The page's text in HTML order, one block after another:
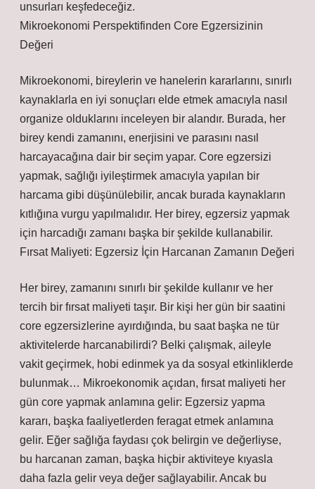
unsurları keşfedeceğiz.
Mikroekonomi Perspektifinden Core Egzersizinin
Değeri
Mikroekonomi, bireylerin ve hanelerin kararlarını, sınırlı
kaynaklarla en iyi sonuçları elde etmek amacıyla nasıl
organize olduklarını inceleyen bir alandır. Burada, her
birey kendi zamanını, enerjisini ve parasını nasıl
harcayacağına dair bir seçim yapar. Core egzersizi
yapmak, sağlığı iyileştirmek amacıyla yapılan bir
harcama gibi düşünülebilir, ancak burada kaynakların
kıtlığına vurgu yapılmalıdır. Her birey, egzersiz yapmak
için harcadığı zamanı başka bir şekilde kullanabilir.
Fırsat Maliyeti: Egzersiz İçin Harcanan Zamanın Değeri
Her birey, zamanını sınırlı bir şekilde kullanır ve her
tercih bir fırsat maliyeti taşır. Bir kişi her gün bir saatini
core egzersizlerine ayırdığında, bu saat başka ne tür
aktivitelerde harcanabilirdi? Belki çalışmak, aileyle
vakit geçirmek, hobi edinmek ya da sosyal etkinliklerde
bulunmak… Mikroekonomik açıdan, fırsat maliyeti her
gün core yapmak anlamına gelir: Egzersiz yapma
kararı, başka faaliyetlerden feragat etmek anlamına
gelir. Eğer sağlığa faydası çok belirgin ve değerliyse,
bu harcanan zaman, başka hiçbir aktiviteye kıyasla
daha fazla gelir veya değer sağlayabilir. Ancak bu